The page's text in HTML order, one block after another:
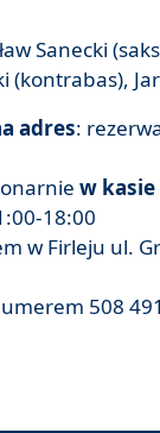
Sanecki
(kontrabas),
adres:
w
18:00
w Firleju ul.
508